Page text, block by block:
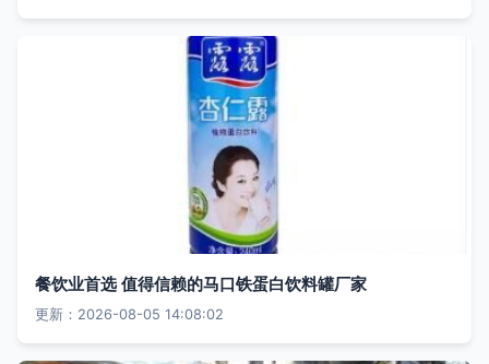
餐饮业首选 值得信赖的马口铁蛋白饮料罐厂家
更新：2026-08-05 14:08:02